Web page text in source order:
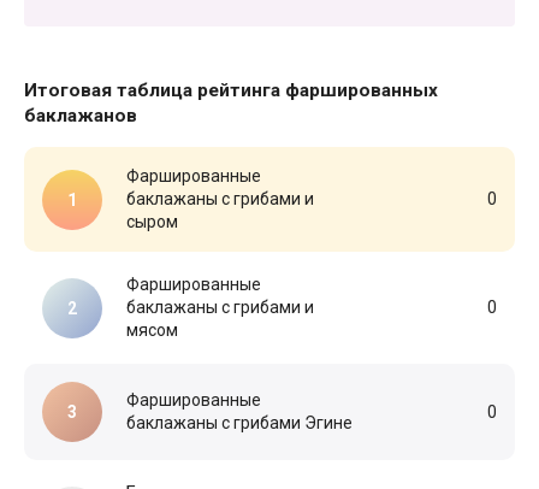
Итоговая таблица рейтинга фаршированных
баклажанов
Фаршированные
баклажаны с грибами и
сыром
0
Фаршированные
баклажаны с грибами и
мясом
0
Фаршированные
баклажаны с грибами Эгине
0